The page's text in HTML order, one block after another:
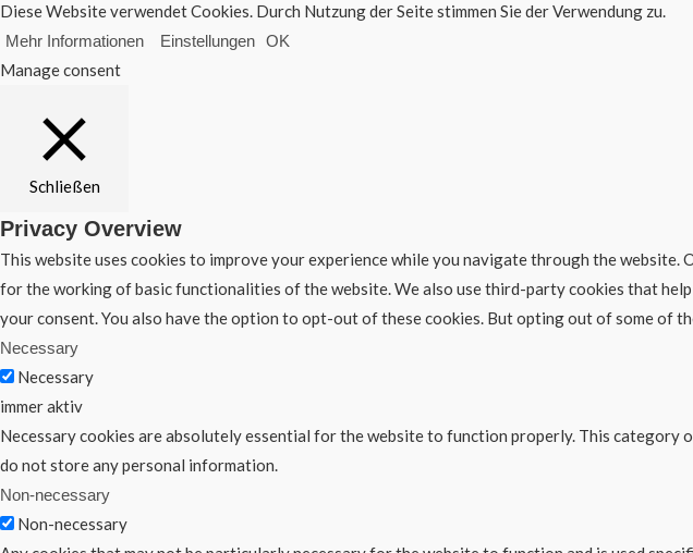
Diese Website verwendet Cookies. Durch Nutzung der Seite stimmen Sie der Verwendung zu.
Mehr Informationen Einstellungen OK
Manage consent
Schließen
Privacy Overview
This website uses cookies to improve your experience while you navigate through the
for the working of basic functionalities of the website. We also use third-party cookies that
your consent. You also have the option to opt-out of these cookies. But opting out of some of
Necessary
Necessary
immer aktiv
Necessary cookies are absolutely essential for the website to function properly. This
do not store any personal information.
Non-necessary
Non-necessary